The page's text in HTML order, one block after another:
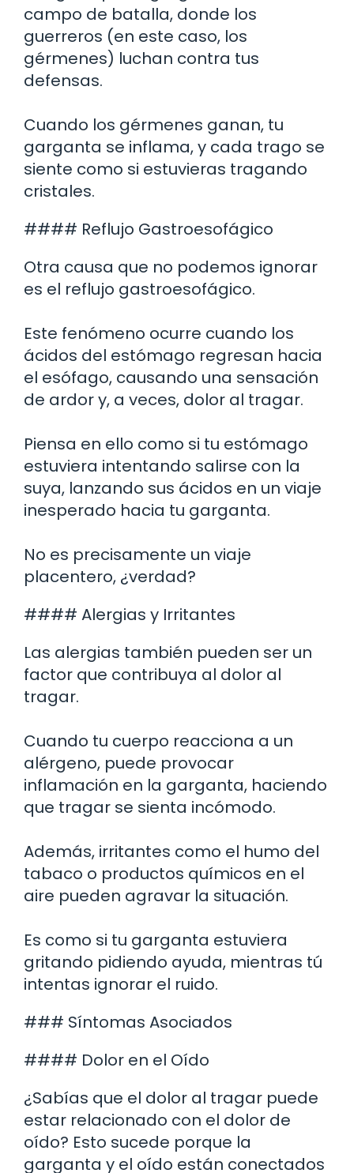
campo de batalla, donde los
guerreros (en este caso, los
gérmenes) luchan contra tus
defensas.
Cuando los gérmenes ganan, tu
garganta se inflama, y cada trago se
siente como si estuvieras tragando
cristales.
#### Reflujo Gastroesofágico
Otra causa que no podemos ignorar
es el reflujo gastroesofágico.
Este fenómeno ocurre cuando los
ácidos del estómago regresan hacia
el esófago, causando una sensación
de ardor y, a veces, dolor al tragar.
Piensa en ello como si tu estómago
estuviera intentando salirse con la
suya, lanzando sus ácidos en un viaje
inesperado hacia tu garganta.
No es precisamente un viaje
placentero, ¿verdad?
#### Alergias y Irritantes
Las alergias también pueden ser un
factor que contribuya al dolor al
tragar.
Cuando tu cuerpo reacciona a un
alérgeno, puede provocar
inflamación en la garganta, haciendo
que tragar se sienta incómodo.
Además, irritantes como el humo del
tabaco o productos químicos en el
aire pueden agravar la situación.
Es como si tu garganta estuviera
gritando pidiendo ayuda, mientras tú
intentas ignorar el ruido.
### Síntomas Asociados
#### Dolor en el Oído
¿Sabías que el dolor al tragar puede
estar relacionado con el dolor de
oído? Esto sucede porque la
garganta y el oído están conectados